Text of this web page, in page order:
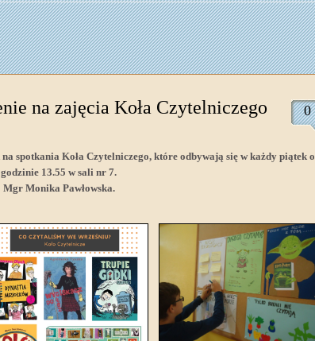
na zajęcia Koła Czytelniczego 0
spotkania Koła Czytelniczego, które odbywają się w każdy piątek o
godzinie 13.55 w sali nr 7.
Mgr Monika Pawłowska.